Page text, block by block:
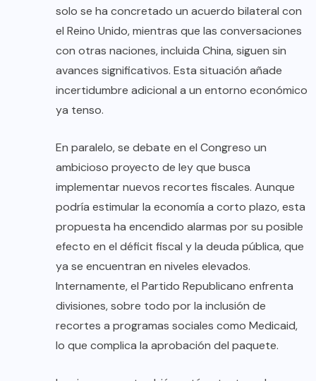
solo se ha concretado un acuerdo bilateral con
el Reino Unido, mientras que las conversaciones
con otras naciones, incluida China, siguen sin
avances significativos. Esta situación añade
incertidumbre adicional a un entorno económico
ya tenso.
En paralelo, se debate en el Congreso un
ambicioso proyecto de ley que busca
implementar nuevos recortes fiscales. Aunque
podría estimular la economía a corto plazo, esta
propuesta ha encendido alarmas por su posible
efecto en el déficit fiscal y la deuda pública, que
ya se encuentran en niveles elevados.
Internamente, el Partido Republicano enfrenta
divisiones, sobre todo por la inclusión de
recortes a programas sociales como Medicaid,
lo que complica la aprobación del paquete.